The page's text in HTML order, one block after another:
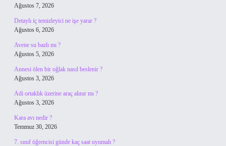
Ağustos 7, 2026
Detaylı iç temizleyici ne işe yarar ?
Ağustos 6, 2026
Avene su bazlı mı ?
Ağustos 5, 2026
Annesi ölen bir oğlak nasıl beslenir ?
Ağustos 3, 2026
Adi ortaklık üzerine araç alınır mı ?
Ağustos 3, 2026
Kara avı nedir ?
Temmuz 30, 2026
7. sınıf öğrencisi günde kaç saat uyumalı ?